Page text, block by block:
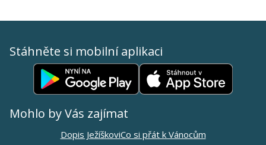
Stáhněte si mobilní aplikaci
Mohlo by Vás zajímat
Dopis JežíškoviCo si přát k Vánocům